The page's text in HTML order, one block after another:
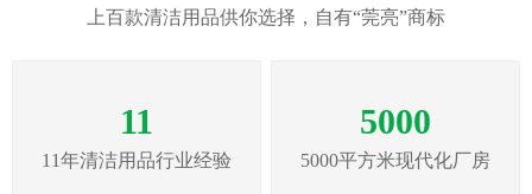
上百款清洁用品供你选择，自有“莞亮”商标
11
11年清洁用品行业经验
5000
5000平方米现代化厂房